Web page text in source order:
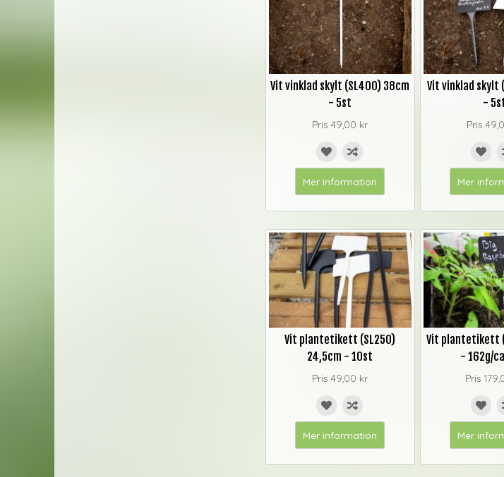
Vit vinklad skylt (SL400) 38cm
- 5st
Pris 49,00 kr
Mer information
Vit vinklad skylt
-
Pris
Mer
Vit plantetikett (SL250)
24,5cm - 10st
Pris 49,00 kr
Mer information
Vit plantetikett
- 162g/
Pris
Mer